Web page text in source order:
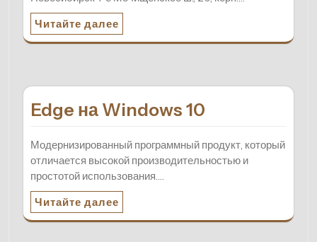
Читайте далее
Edge на Windows 10
Модернизированный программный продукт, который
отличается высокой производительностью и
простотой использования.…
Читайте далее